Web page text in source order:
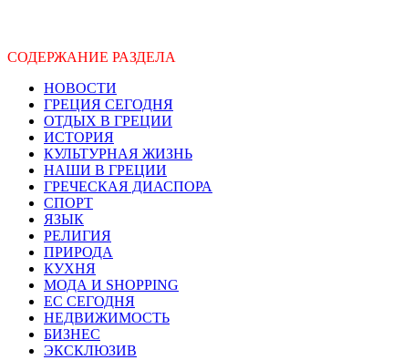
СОДЕРЖАНИЕ РАЗДЕЛА
НОВОСТИ
ГРЕЦИЯ СЕГОДНЯ
ОТДЫХ В ГРЕЦИИ
ИСТОРИЯ
КУЛЬТУРНАЯ ЖИЗНЬ
НАШИ В ГРЕЦИИ
ГРЕЧЕСКАЯ ДИАСПОРА
СПОРТ
ЯЗЫК
РЕЛИГИЯ
ПРИРОДА
КУХНЯ
МОДА И SHOPPING
ЕС СЕГОДНЯ
НЕДВИЖИМОСТЬ
БИЗНЕС
ЭКСКЛЮЗИВ